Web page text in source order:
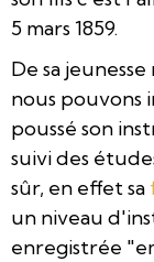
5 mars 1859.
De sa
nous pouvons
poussé son
suivi des
sûr, en effet sa
un niveau
enregistrée